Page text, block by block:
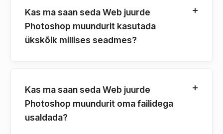
Kas ma saan seda Web juurde
Photoshop muundurit kasutada
ükskõik millises seadmes?
Kas ma saan seda Web juurde
Photoshop muundurit oma failidega
usaldada?